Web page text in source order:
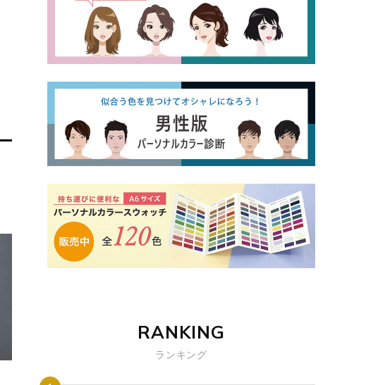
RANKING
ランキング